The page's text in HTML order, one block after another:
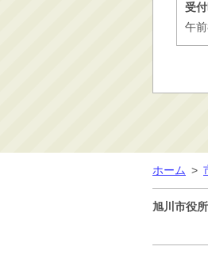
受付
午
ホーム >
旭川市役所